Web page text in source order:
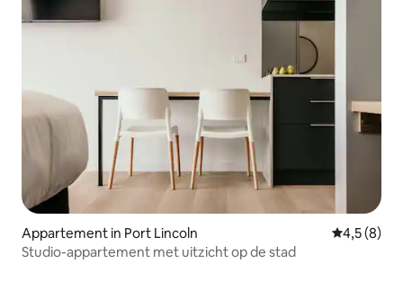
Appartement in Port Lincoln
4,5 (8)
Studio-appartement met uitzicht op de stad